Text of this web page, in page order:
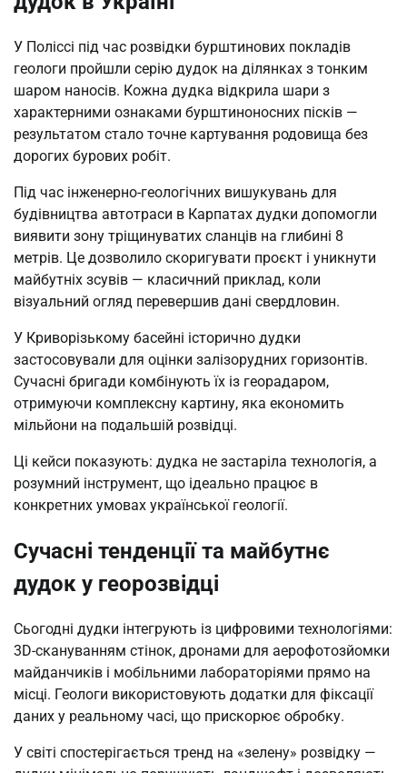
У Поліссі під час розвідки бурштинових покладів
геологи пройшли серію дудок на ділянках з тонким
шаром наносів. Кожна дудка відкрила шари з
характерними ознаками бурштиноносних пісків —
результатом стало точне картування родовища без
дорогих бурових робіт.
Під час інженерно-геологічних вишукувань для
будівництва автотраси в Карпатах дудки допомогли
виявити зону тріщинуватих сланців на глибині 8
метрів. Це дозволило скоригувати проєкт і уникнути
майбутніх зсувів — класичний приклад, коли
візуальний огляд перевершив дані свердловин.
У Криворізькому басейні історично дудки
застосовували для оцінки залізорудних горизонтів.
Сучасні бригади комбінують їх із георадаром,
отримуючи комплексну картину, яка економить
мільйони на подальшій розвідці.
Ці кейси показують: дудка не застаріла технологія, а
розумний інструмент, що ідеально працює в
конкретних умовах української геології.
Сучасні тенденції та майбутнє
дудок у георозвідці
Сьогодні дудки інтегрують із цифровими технологіями:
3D-скануванням стінок, дронами для аерофотозйомки
майданчиків і мобільними лабораторіями прямо на
місці. Геологи використовують додатки для фіксації
даних у реальному часі, що прискорює обробку.
У світі спостерігається тренд на «зелену» розвідку —